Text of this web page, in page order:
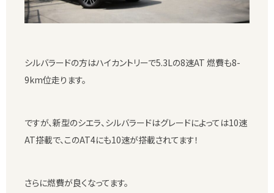
シルバラードの方はハイカントリーで5.3Lの8速AT 燃費も8-
9km位走ります。
ですが、新型のシエラ、シルバラードはグレードによっては10速
AT搭載で、このAT4にも10速が搭載されてます！
さらに燃費が良くなってます。